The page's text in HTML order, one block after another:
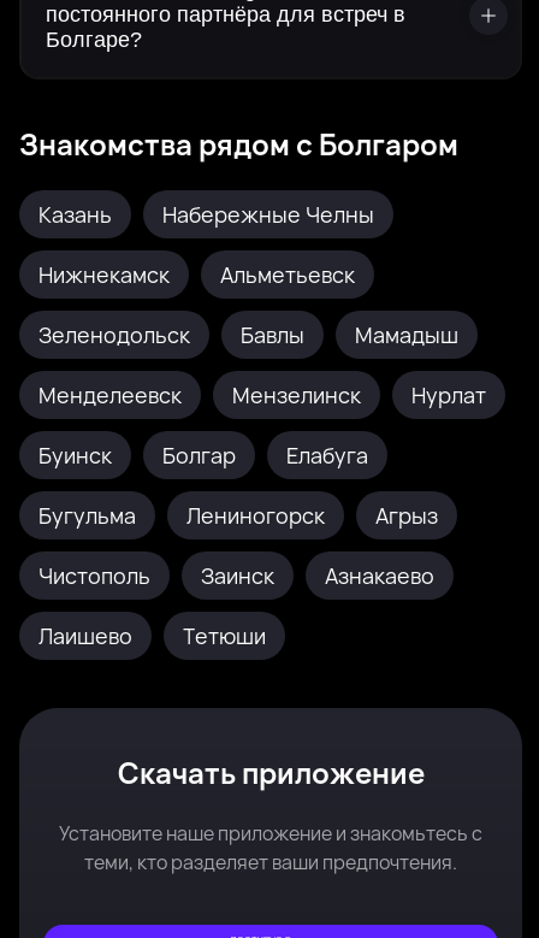
постоянного партнёра для встреч в
Болгаре?
Знакомства рядом с Болгаром
Казань Набережные Челны
Нижнекамск Альметьевск
Зеленодольск Бавлы Мамадыш
Менделеевск Мензелинск Нурлат
Буинск Болгар Елабуга
Бугульма Лениногорск Агрыз
Чистополь Заинск Азнакаево
Лаишево Тетюши
Скачать приложение
Установите наше приложение и знакомьтесь с
теми, кто разделяет ваши предпочтения.